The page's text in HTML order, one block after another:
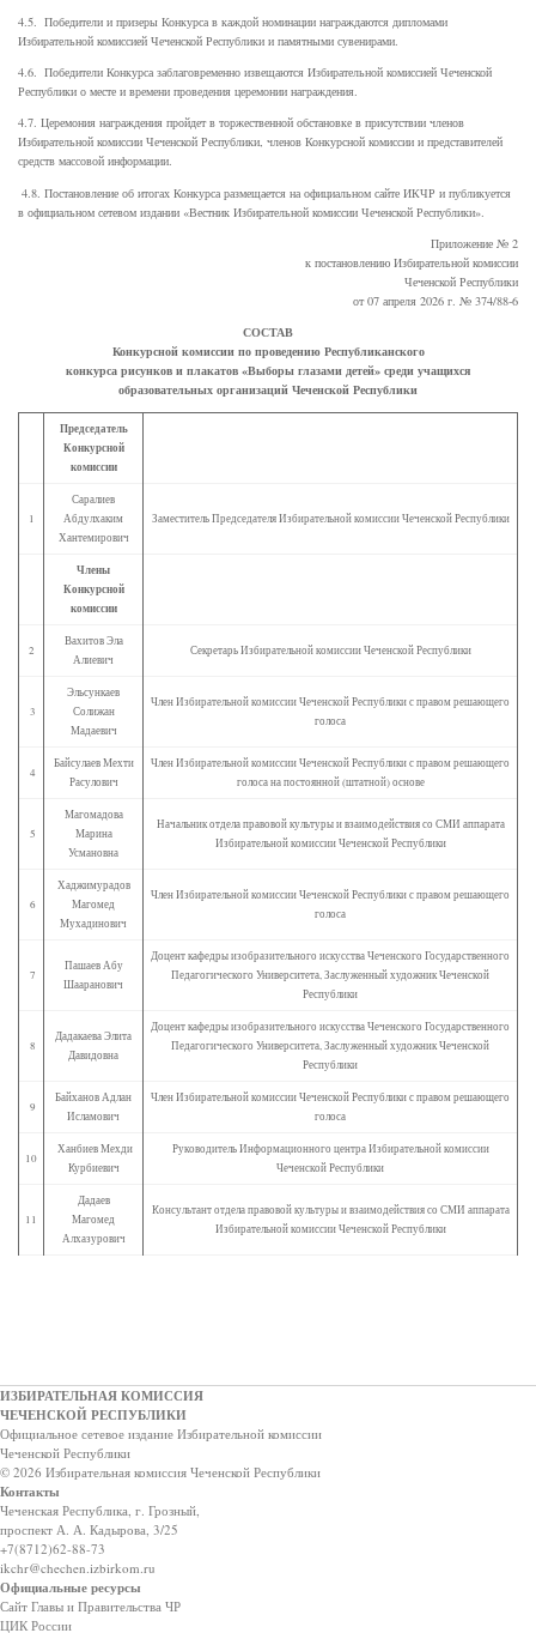
4.5. Победители и призеры Конкурса в каждой номинации награждаются дипломами
Избирательной комиссией Чеченской Республики и памятными сувенирами.
4.6. Победители Конкурса заблаговременно извещаются Избирательной комиссией Чеченской
Республики о месте и времени проведения церемонии награждения.
4.7. Церемония награждения пройдет в торжественной обстановке в присутствии членов
Избирательной комиссии Чеченской Республики, членов Конкурсной комиссии и представителей
средств массовой информации.
4.8. Постановление об итогах Конкурса размещается на официальном сайте ИКЧР и публикуется
в официальном сетевом издании «Вестник Избирательной комиссии Чеченской Республики».
Приложение № 2
к постановлению Избирательной комиссии
Чеченской Республики
от 07 апреля 2026 г. № 374/88-6
СОСТАВ
Конкурсной комиссии по проведению Республиканского
конкурса рисунков и плакатов «Выборы глазами детей» среди учащихся
образовательных организаций Чеченской Республики
Председатель
Конкурсной
комиссии
1
Саралиев
Абдулхаким
Хантемирович
Заместитель Председателя Избирательной комиссии Чеченской Республики
Члены
Конкурсной
комиссии
2
Вахитов Эла
Алиевич
Секретарь Избирательной комиссии Чеченской Республики
3
Эльсункаев
Солижан
Мадаевич
Член Избирательной комиссии Чеченской Республики с правом решающего
голоса
4
Байсулаев Мехти
Расулович
Член Избирательной комиссии Чеченской Республики с правом решающего
голоса на постоянной (штатной) основе
5
Магомадова
Марина
Усмановна
Начальник отдела правовой культуры и взаимодействия со СМИ аппарата
Избирательной комиссии Чеченской Республики
6
Хаджимурадов
Магомед
Мухадинович
Член Избирательной комиссии Чеченской Республики с правом решающего
голоса
7
Пашаев Абу
Шааранович
Доцент кафедры изобразительного искусства Чеченского Государственного
Педагогического Университета, Заслуженный художник Чеченской
Республики
8
Дадакаева Элита
Давидовна
Доцент кафедры изобразительного искусства Чеченского Государственного
Педагогического Университета, Заслуженный художник Чеченской
Республики
9
Байханов Адлан
Исламович
Член Избирательной комиссии Чеченской Республики с правом решающего
голоса
10
Ханбиев Мехди
Курбиевич
Руководитель Информационного центра Избирательной комиссии
Чеченской Республики
11
Дадаев
Магомед
Алхазурович
Консультант отдела правовой культуры и взаимодействия со СМИ аппарата
Избирательной комиссии Чеченской Республики
ИЗБИРАТЕЛЬНАЯ КОМИССИЯ
ЧЕЧЕНСКОЙ РЕСПУБЛИКИ
Официальное сетевое издание Избирательной комиссии
Чеченской Республики
© 2026 Избирательная комиссия Чеченской Республики
Контакты
Чеченская Республика, г. Грозный,
проспект А. А. Кадырова, 3/25
+7(8712)62-88-73
ikchr@chechen.izbirkom.ru
Официальные ресурсы
Сайт Главы и Правительства ЧР
ЦИК России